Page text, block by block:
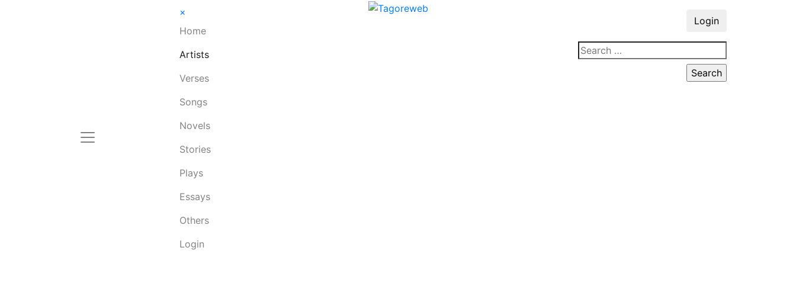
×
Home
Artists
Verses
Songs
Novels
Stories
Plays
Essays
Others
Login
Login